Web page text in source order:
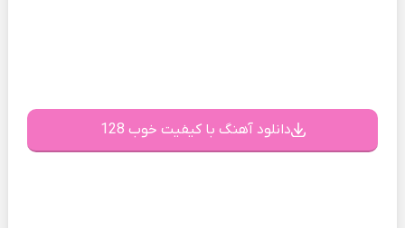
دانلود آهنگ با کیفیت خوب 128